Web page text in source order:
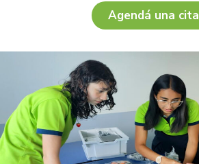
Agendá una cita